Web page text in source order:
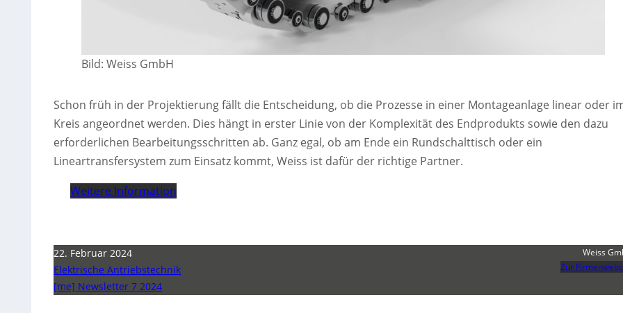
Bild: Weiss GmbH
Schon früh in der Projektierung fällt die Entscheidung, ob die Prozesse in einer Montageanlage linear oder
Kreis angeordnet werden. Dies hängt in erster Linie von der Komplexität des Endprodukts sowie den dazu
erforderlichen Bearbeitungsschritten ab. Ganz egal, ob am Ende ein Rundschalttisch oder ein
Lineartransfersystem zum Einsatz kommt, Weiss ist dafür der richtige Partner.
Weitere Information
22. Februar 2024
Elektrische Antriebstechnik
[me] Newsletter 7 2024
Weiss
Zur